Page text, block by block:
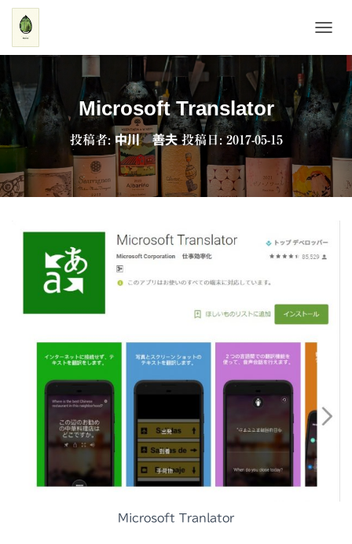
ビ
シ
ョ
ン
り
替
Microsoft Translator
投稿者: 中川 善夫投稿日:2017-05-15
Microsoft Tranlator